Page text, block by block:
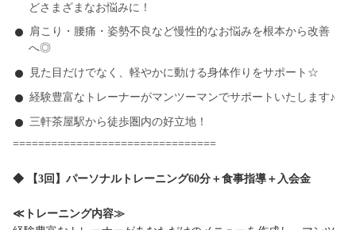
どさまざまなお悩みに！
肩こり・腰痛・姿勢不良など慢性的なお悩みを根本から改善
へ◎
見た目だけでなく、軽やかに動ける身体作りをサポート☆
経験豊富なトレーナーがマンツーマンでサポートいたします♪
三軒茶屋駅から徒歩圏内の好立地！
================================
◆ 【3回】パーソナルトレーニング60分＋食事指導＋入会金
≪トレーニング内容≫